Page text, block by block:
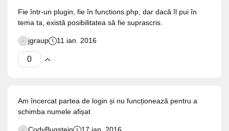
Fie într-un plugin, fie în functions.php, dar dacă îl pui în
tema ta, există posibilitatea să fie suprascris.
jgraup 11 ian. 2016
Am încercat partea de login și nu funcționează pentru a
schimba numele afișat